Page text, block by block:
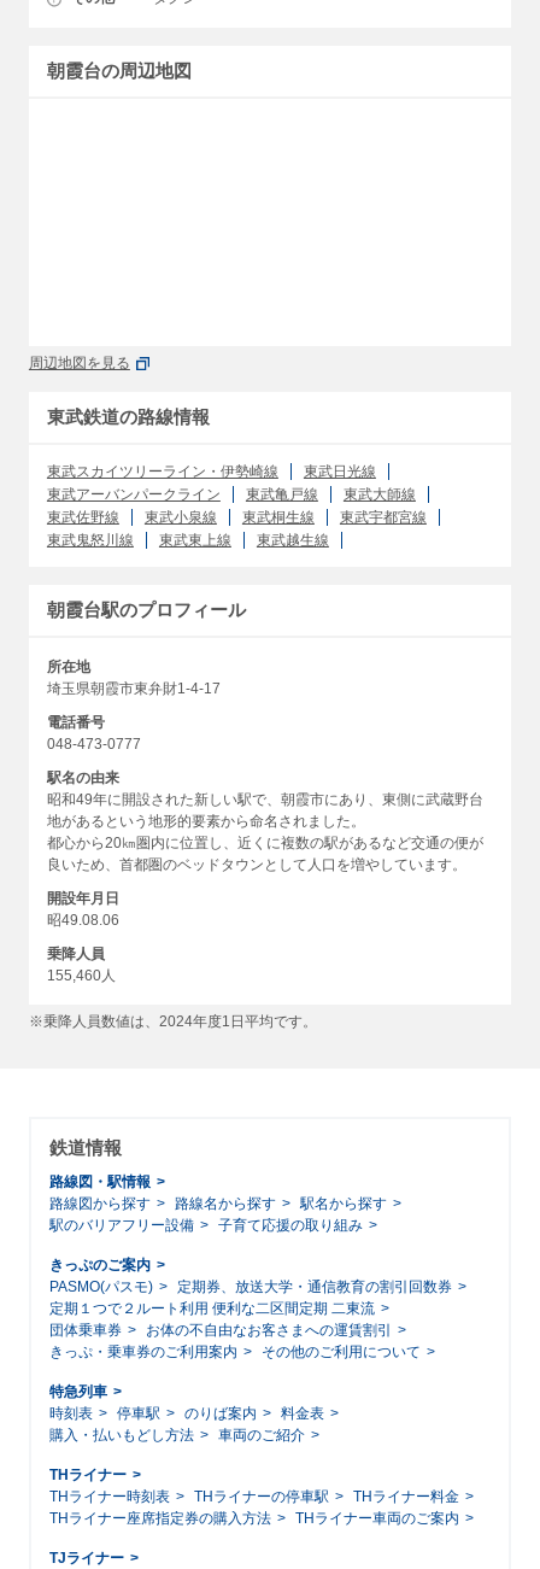
朝霞台の周辺地図
周辺地図を見る
東武鉄道の路線情報
東武スカイツリーライン・伊勢崎線
東武日光線
東武アーバンパークライン
東武亀戸線
東武大師線
東武佐野線
東武小泉線 東武桐生線
東武宇都宮線
東武鬼怒川線
東武東上線 東武越生線
朝霞台駅のプロフィール
所在地
埼玉県朝霞市東弁財1-4-17
電話番号
048-473-0777
駅名の由来
昭和49年に開設された新しい駅で、朝霞市にあり、東側に武蔵野台
地があるという地形的要素から命名されました。
都心から20㎞圏内に位置し、近くに複数の駅があるなど交通の便が
良いため、首都圏のベッドタウンとして人口を増やしています。
開設年月日
昭49.08.06
乗降人員
155,460人
※乗降人員数値は、2024年度1日平均です。
鉄道情報
路線図・駅情報
路線図から探す
路線名から探す
駅名から探す
駅のバリアフリー設備
子育て応援の取り組み
きっぷのご案内
PASMO(パスモ)
定期券、放送大学・通信教育の割引回数券
定期１つで２ルート利用 便利な二区間定期 二東流
団体乗車券
お体の不自由なお客さまへの運賃割引
きっぷ・乗車券のご利用案内
その他のご利用について
特急列車
時刻表
停車駅 のりば案内
料金表
購入・払いもどし方法
車両のご紹介
THライナー
THライナー時刻表
THライナーの停車駅
THライナー料金
THライナー座席指定券の購入方法
THライナー車両のご案内
TJライナー